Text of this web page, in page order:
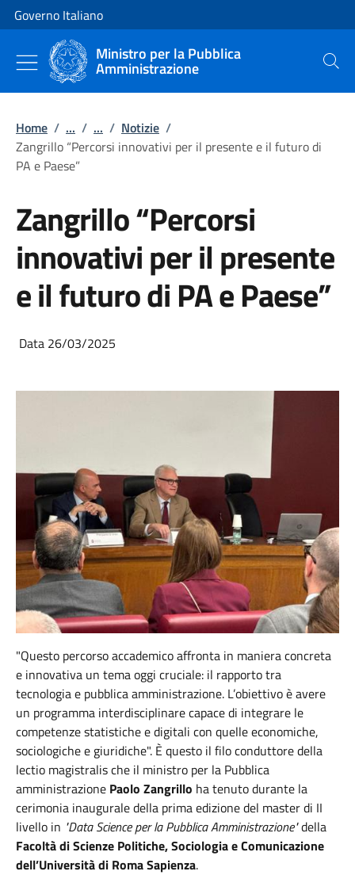
Vai al contenuto
Vai alla navigazione del sito
Governo Italiano
Ministro per la Pubblica
Amministrazione Cerca
Home / ... / ... / Notizie /
Zangrillo “Percorsi innovativi per il presente e il futuro di
PA e Paese”
Zangrillo “Percorsi
innovativi per il presente
e il futuro di PA e Paese”
Data 26/03/2025
"Questo percorso accademico affronta in maniera concreta
e innovativa un tema oggi cruciale: il rapporto tra
tecnologia e pubblica amministrazione. L’obiettivo è avere
un programma interdisciplinare capace di integrare le
competenze statistiche e digitali con quelle economiche,
sociologiche e giuridiche". È questo il filo conduttore della
lectio magistralis che il ministro per la Pubblica
amministrazione Paolo Zangrillo ha tenuto durante la
cerimonia inaugurale della prima edizione del master di II
livello in "Data Science per la Pubblica Amministrazione"della
Facoltà di Scienze Politiche, Sociologia e Comunicazione
dell’Università di Roma Sapienza.